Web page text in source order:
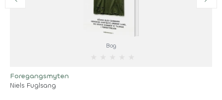
Bog
Foregangsmyten
Niels Fuglsang